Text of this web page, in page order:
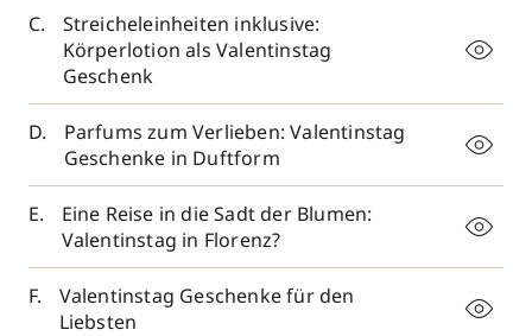
Streicheleinheiten inklusive:
Körperlotion als Valentinstag
Geschenk
Parfums zum Verlieben: Valentinstag
Geschenke in Duftform
Eine Reise in die Sadt der Blumen:
Valentinstag in Florenz?
Valentinstag Geschenke für den
Liebsten